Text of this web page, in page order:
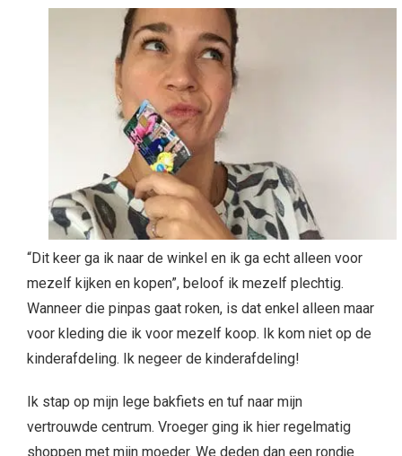
“Dit keer ga ik naar de winkel en ik ga echt alleen voor
mezelf kijken en kopen”, beloof ik mezelf plechtig.
Wanneer die pinpas gaat roken, is dat enkel alleen maar
voor kleding die ik voor mezelf koop. Ik kom niet op de
kinderafdeling. Ik negeer de kinderafdeling!
Ik stap op mijn lege bakfiets en tuf naar mijn
vertrouwde centrum. Vroeger ging ik hier regelmatig
shoppen met mijn moeder. We deden dan een rondje